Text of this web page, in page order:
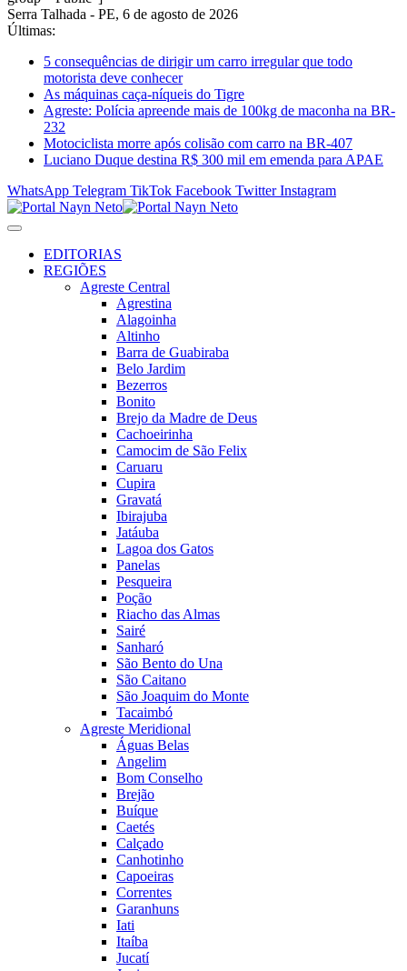
Serra Talhada - PE, 6 de agosto de 2026
Últimas:
5 consequências de dirigir um carro irregular que todo
motorista deve conhecer
As máquinas caça-níqueis do Tigre
Agreste: Polícia apreende mais de 100kg de maconha na BR-
232
Motociclista morre após colisão com carro na BR-407
Luciano Duque destina R$ 300 mil em emenda para APAE
WhatsApp Telegram TikTok Facebook Twitter Instagram
EDITORIAS
REGIÕES
Agreste Central
Agrestina
Alagoinha
Altinho
Barra de Guabiraba
Belo Jardim
Bezerros
Bonito
Brejo da Madre de Deus
Cachoeirinha
Camocim de São Felix
Caruaru
Cupira
Gravatá
Ibirajuba
Jatáuba
Lagoa dos Gatos
Panelas
Pesqueira
Poção
Riacho das Almas
Sairé
Sanharó
São Bento do Una
São Caitano
São Joaquim do Monte
Tacaimbó
Agreste Meridional
Águas Belas
Angelim
Bom Conselho
Brejão
Buíque
Caetés
Calçado
Canhotinho
Capoeiras
Correntes
Garanhuns
Iati
Itaíba
Jucatí